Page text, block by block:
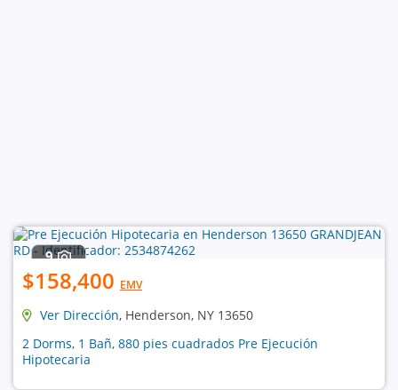
9
$158,400 EMV
Ver Dirección, Henderson, NY 13650
2 Dorms, 1 Bañ, 880 pies cuadrados Pre Ejecución
Hipotecaria